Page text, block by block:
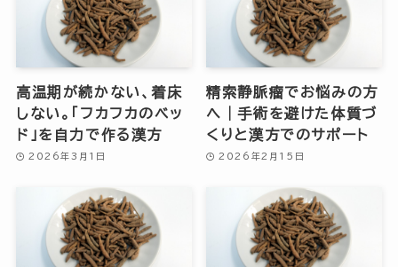
高温期が続かない、着床
しない。「フカフカのベッ
ド」を自力で作る漢方
2026年3月1日
精索静脈瘤でお悩みの方
へ｜手術を避けた体質づ
くりと漢方でのサポート
2026年2月15日